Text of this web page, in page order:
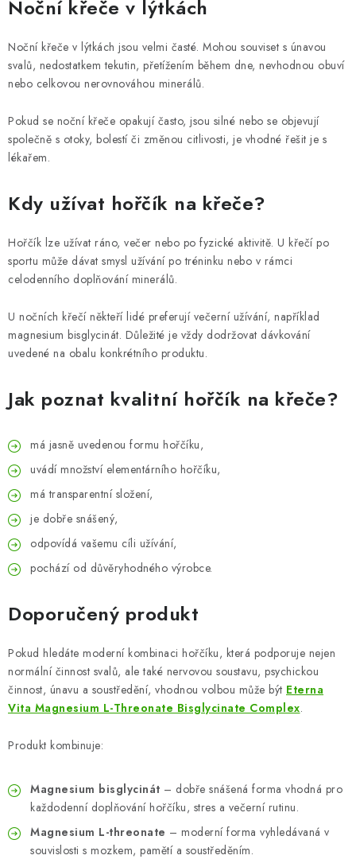
Noční křeče v lýtkách
Noční křeče v lýtkách jsou velmi časté. Mohou souviset s únavou
svalů, nedostatkem tekutin, přetížením během dne, nevhodnou obuví
nebo celkovou nerovnováhou minerálů.
Pokud se noční křeče opakují často, jsou silné nebo se objevují
společně s otoky, bolestí či změnou citlivosti, je vhodné řešit je s
lékařem.
Kdy užívat hořčík na křeče?
Hořčík lze užívat ráno, večer nebo po fyzické aktivitě. U křečí po
sportu může dávat smysl užívání po tréninku nebo v rámci
celodenního doplňování minerálů.
U nočních křečí někteří lidé preferují večerní užívání, například
magnesium bisglycinát. Důležité je vždy dodržovat dávkování
uvedené na obalu konkrétního produktu.
Jak poznat kvalitní hořčík na křeče?
má jasně uvedenou formu hořčíku,
uvádí množství elementárního hořčíku,
má transparentní složení,
je dobře snášený,
odpovídá vašemu cíli užívání,
pochází od důvěryhodného výrobce.
Doporučený produkt
Pokud hledáte moderní kombinaci hořčíku, která podporuje nejen
normální činnost svalů, ale také nervovou soustavu, psychickou
činnost, únavu a soustředění, vhodnou volbou může být Eterna
Vita Magnesium L-Threonate Bisglycinate Complex.
Produkt kombinuje:
Magnesium bisglycinát – dobře snášená forma vhodná pro
každodenní doplňování hořčíku, stres a večerní rutinu.
Magnesium L-threonate – moderní forma vyhledávaná v
souvislosti s mozkem, pamětí a soustředěním.